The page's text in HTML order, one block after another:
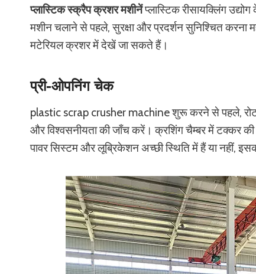
प्लास्टिक स्क्रैप क्रशर मशीनेंप्लास्टिक रीसायक्लिंग
मशीन चलाने से पहले, सुरक्षा और प्रदर्शन सुनिश्चित करना
मटेरियल क्रशर में देखें जा सकते हैं।
प्री-ओपनिंग चेक
plastic scrap crusher machine शुरू करने से पहले,
और विश्वसनीयता की जाँच करें। क्रशिंग चैम्बर में टक्कर
पावर सिस्टम और लूब्रिकेशन अच्छी स्थिति में हैं या नहीं,